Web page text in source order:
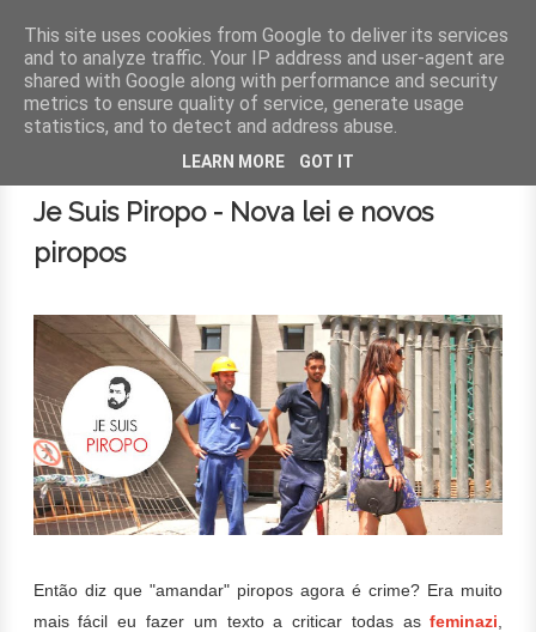
MENU
29 de dezembro de 2015
Je Suis Piropo - Nova lei e novos
piropos
Então diz que "amandar" piropos agora é crime? Era muito
mais fácil eu fazer um texto a criticar todas asfeminazi
This site uses cookies from Google to deliver its services
and to analyze traffic. Your IP address and user-agent are
shared with Google along with performance and security
metrics to ensure quality of service, generate usage
statistics, and to detect and address abuse.
LEARN MORE GOT IT